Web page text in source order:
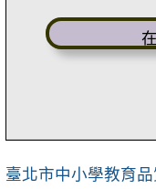
臺北市中小學教育